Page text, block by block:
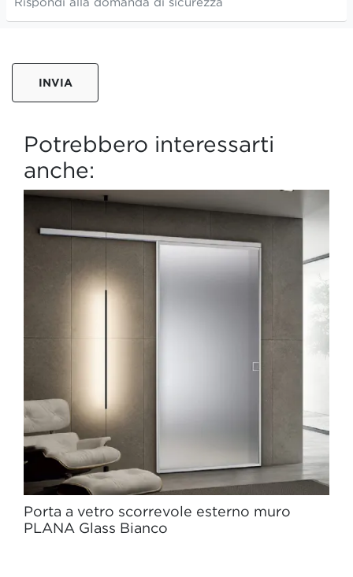
INVIA
Potrebbero interessarti
anche:
Porta a vetro scorrevole esterno muro
PLANA Glass Bianco